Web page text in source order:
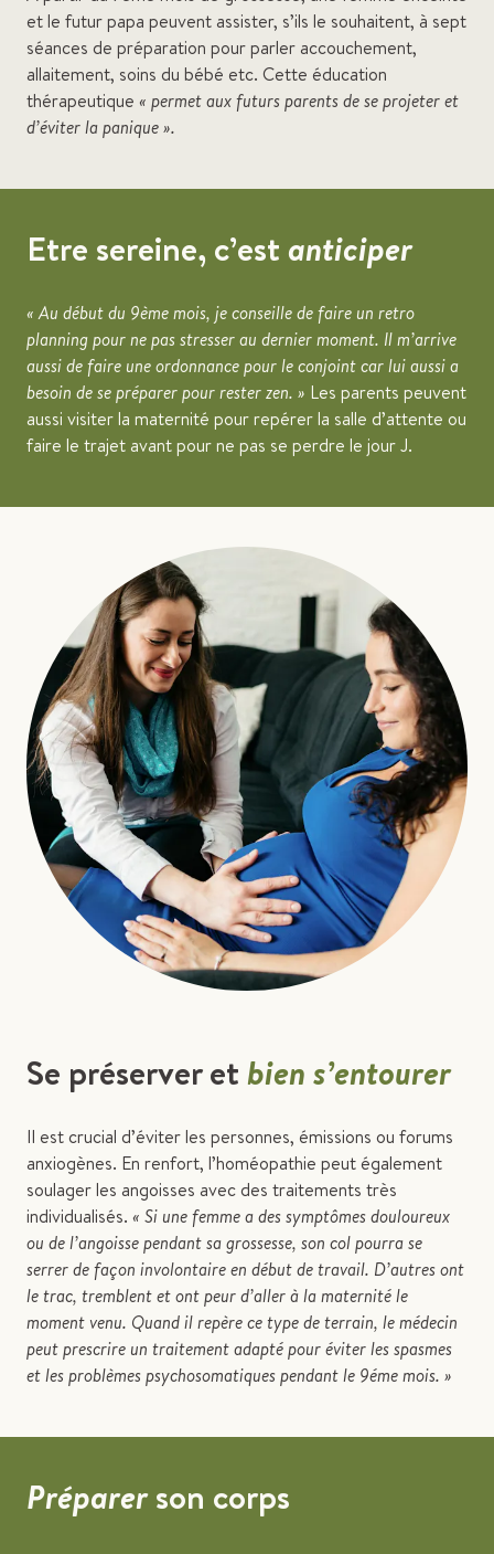
et le futur papa peuvent assister, s’ils le souhaitent, à sept
séances de préparation pour parler accouchement,
allaitement, soins du bébé etc. Cette éducation
thérapeutique « permet aux futurs parents de se projeter et
d’éviter la panique ».
Etre sereine, c’est anticiper
« Au début du 9ème mois, je conseille de faire un retro
planning pour ne pas stresser au dernier moment. Il m’arrive
aussi de faire une ordonnance pour le conjoint car lui aussi a
besoin de se préparer pour rester zen. » Les parents peuvent
aussi visiter la maternité pour repérer la salle d’attente ou
faire le trajet avant pour ne pas se perdre le jour J.
Se préserver etbien s’entourer
Il est crucial d’éviter les personnes, émissions ou forums
anxiogènes. En renfort, l’homéopathie peut également
soulager les angoisses avec des traitements très
individualisés. « Si une femme a des symptômes douloureux
ou de l’angoisse pendant sa grossesse, son col pourra se
serrer de façon involontaire en début de travail. D’autres ont
le trac, tremblent et ont peur d’aller à la maternité le
moment venu. Quand il repère ce type de terrain, le médecin
peut prescrire un traitement adapté pour éviter les spasmes
et les problèmes psychosomatiques pendant le 9éme mois. »
Préparerson corps